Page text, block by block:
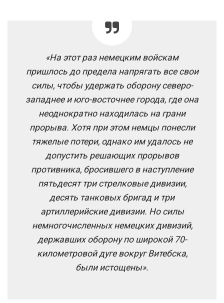
«На этот раз немецким войскам
пришлось до предела напрягать все свои
силы, чтобы удержать оборону северо-
западнее и юго-восточнее города, где она
неоднократно находилась на грани
прорыва. Хотя при этом немцы понесли
тяжелые потери, однако им удалось не
допустить решающих прорывов
противника, бросившего в наступление
пятьдесят три стрелковые дивизии,
десять танковых бригад и три
артиллерийские дивизии. Но силы
немногочисленных немецких дивизий,
державших оборону по широкой 70-
километровой дуге вокруг Витебска,
были истощены».